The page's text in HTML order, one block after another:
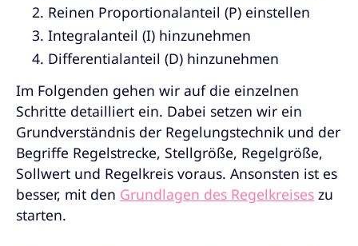
Reinen Proportionalanteil (P) einstellen
Integralanteil (I) hinzunehmen
Differentialanteil (D) hinzunehmen
Im Folgenden gehen wir auf die einzelnen
Schritte detailliert ein. Dabei setzen wir ein
Grundverständnis der Regelungstechnik und der
Begriffe Regelstrecke, Stellgröße, Regelgröße,
Sollwert und Regelkreis voraus. Ansonsten ist es
besser, mit den Grundlagen des Regelkreises zu
starten.